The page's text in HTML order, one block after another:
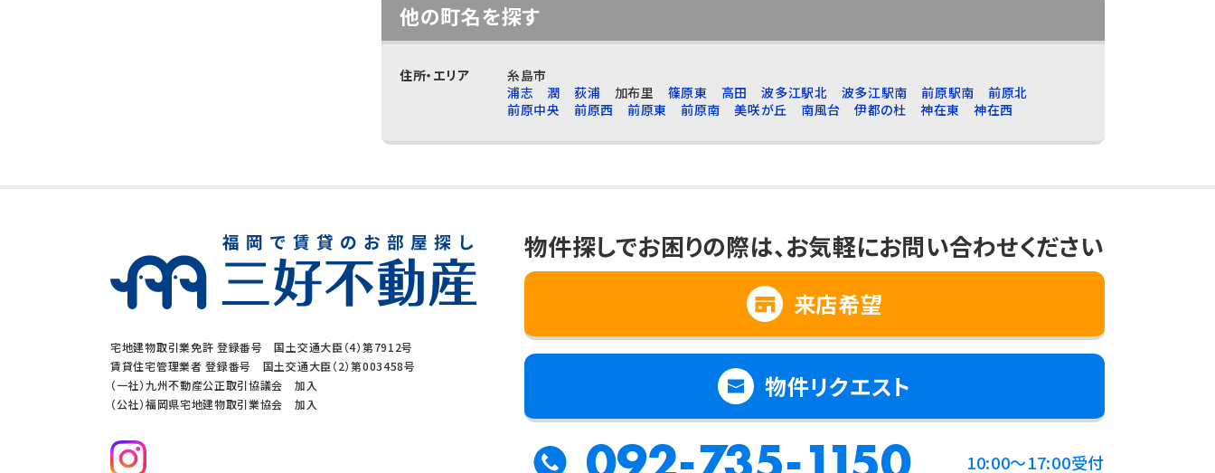
他の町名を探す
住所・エリア
糸島市
浦志
潤 荻浦 加布里 篠原東 高田 波多江駅北 波多江駅南 前原駅南
前原北
前原中央
前原西 前原東 前原南 美咲が丘 南風台 伊都の杜 神在東 神在西
宅地建物取引業免許 登録番号 国土交通大臣（4）第7912号
賃貸住宅管理業者 登録番号 国土交通大臣（2）第003458号
（一社）九州不動産公正取引協議会 加入
（公社）福岡県宅地建物取引業協会 加入
物件探しでお困りの際は、お気軽にお問い合わせください
来店希望
物件リクエスト
10:00～17:00受付